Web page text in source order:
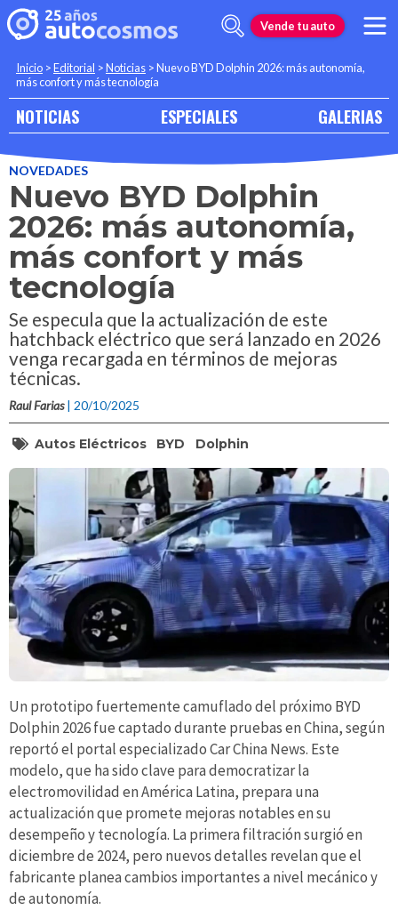
Vende tu auto
Inicio >Editorial >Noticias >Nuevo BYD Dolphin 2026: más autonomía,
más confort y más tecnología
NOTICIAS ESPECIALES GALERIAS
NOVEDADES
Nuevo BYD Dolphin
2026: más autonomía,
más confort y más
tecnología
Se especula que la actualización de este
hatchback eléctrico que será lanzado en 2026
venga recargada en términos de mejoras
técnicas.
Raul Farias | 20/10/2025
Autos Eléctricos BYD Dolphin
Un prototipo fuertemente camuflado del próximo BYD
Dolphin 2026 fue captado durante pruebas en China, según
reportó el portal especializado Car China News. Este
modelo, que ha sido clave para democratizar la
electromovilidad en América Latina, prepara una
actualización que promete mejoras notables en su
desempeño y tecnología. La primera filtración surgió en
diciembre de 2024, pero nuevos detalles revelan que el
fabricante planea cambios importantes a nivel mecánico y
de autonomía.